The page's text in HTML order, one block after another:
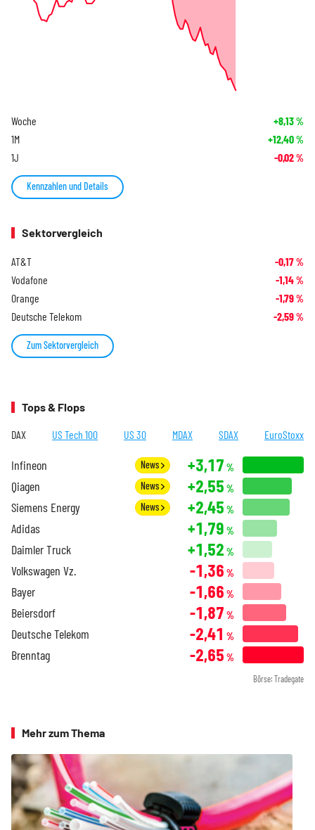
Woche +8,13%
1M +12,40%
1J -0,02%
Kennzahlen und Details
Sektorvergleich
AT&T -0,17%
Vodafone -1,14%
Orange -1,79%
Deutsche Telekom -2,59%
Zum Sektorvergleich
Tops & Flops
DAX US Tech 100 US 30 MDAX SDAX EuroStoxx
Infineon News +3,17 %
Qiagen News +2,55 %
Siemens Energy News +2,45 %
Adidas +1,79 %
Daimler Truck +1,52 %
Volkswagen Vz. -1,36 %
Bayer -1,66 %
Beiersdorf -1,87 %
Deutsche Telekom -2,41 %
Brenntag -2,65 %
Börse: Tradegate
Mehr zum Thema